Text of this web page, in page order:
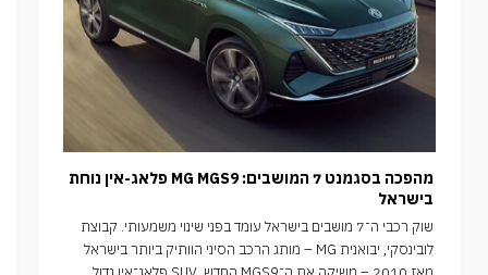
מהפכה בסגמנט 7 המושבים: MG MGS9 פלאג-אין נוחת
בישראל
שוק רכבי ה־7 מושבים בישראל עומד בפני שינוי משמעותי. קבוצת
לובינסקי, יבואנית MG – מותג הרכב הסיני הוותיק ביותר בישראל